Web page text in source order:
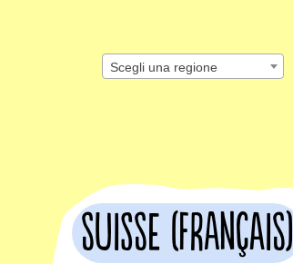
Scegli una regione
Suisse (français)